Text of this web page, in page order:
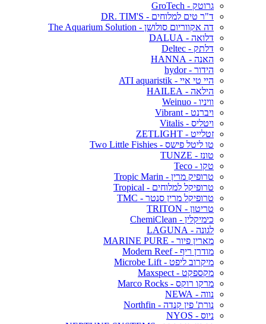
גרוטק - GroTech
ד"ר טים למלוחים - DR. TIM'S
דה אקווריום סולושן - The Aquarium Solution
דלואה - DALUA
דלתק - Deltec
האנה - HANNA
הידור - hydor
היי טי איי - ATI aquaristik
הילאה - HAILEA
וויניו - Weinuo
ויברנט - Vibrant
ויטליס - Vitalis
זטלייט - ZETLIGHT
טו ליטל פישס - Two Little Fishies
טונז - TUNZE
טקו - Teco
טרופיק מרין - Tropic Marin
טרופיקל למלוחים - Tropical
טרופיקל מרין סנטר - TMC
טריטון - TRITON
כימיקלין - ChemiClean
לגונה - LAGUNA
מארין פיור - MARINE PURE
מודרן ריף - Modern Reef
מיקרוב ליפט - Microbe Lift
מקספקט - Maxspect
מרקו רוקס - Marco Rocks
נווה - NEWA
נורת' פין קנדה - Northfin
ניוס - NYOS